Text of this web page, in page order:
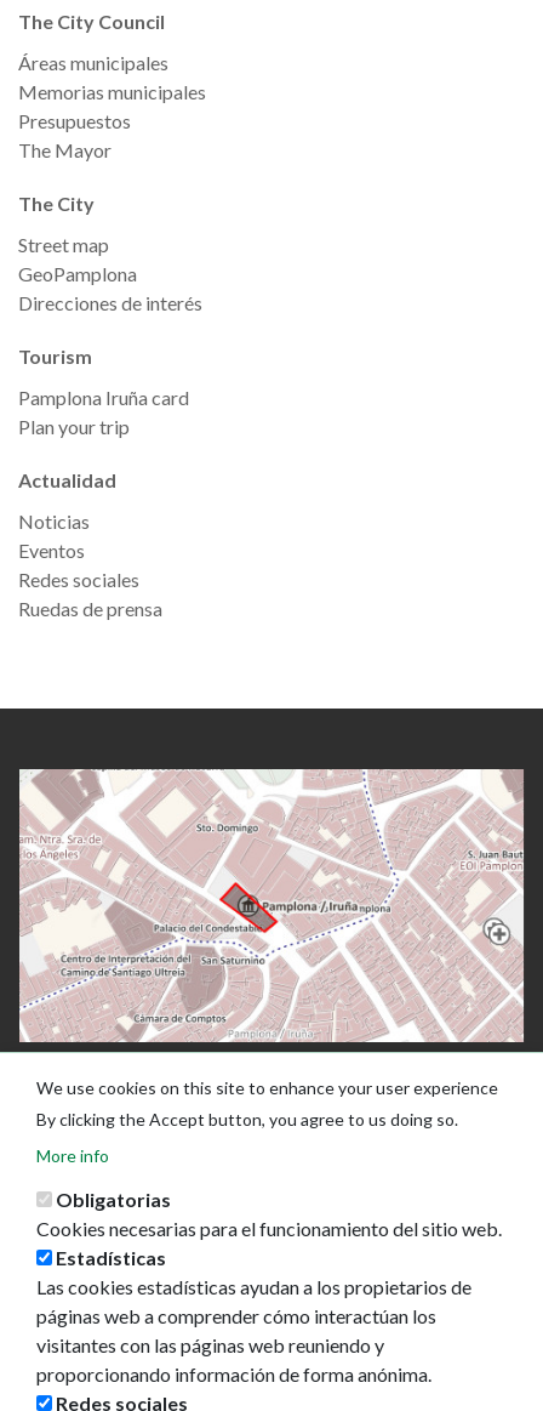
The City Council
Áreas municipales
Memorias municipales
Presupuestos
The Mayor
The City
Street map
GeoPamplona
Direcciones de interés
Tourism
Pamplona Iruña card
Plan your trip
Actualidad
Noticias
Eventos
Redes sociales
Ruedas de prensa
Ayuntamiento de Pamplona
Plaza Consistorial, s/n
31001 - Pamplona
948 420 100
We use cookies on this site to enhance your user experience
By clicking the Accept button, you agree to us doing so.
More info
Obligatorias
Cookies necesarias para el funcionamiento del sitio web.
Estadísticas
Las cookies estadísticas ayudan a los propietarios de
páginas web a comprender cómo interactúan los
visitantes con las páginas web reuniendo y
proporcionando información de forma anónima.
Redes sociales